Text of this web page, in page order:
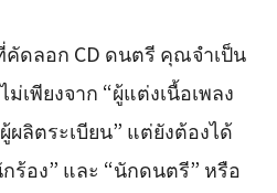
ดลอก CD ดนตรี คุณจำเป็น
เพียงจาก “ผู้แต่งเนื้อเพลง
ผลิตระเบียน” แต่ยังต้องได้
ร้อง” และ “นักดนตรี” หรือ